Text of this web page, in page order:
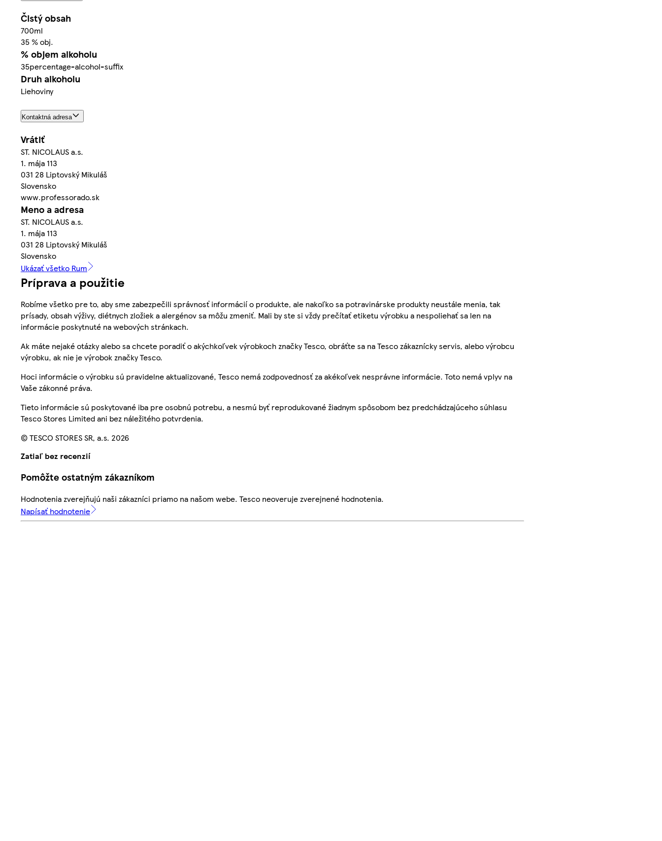
Čistý obsah
700ml
35 % obj.
% objem alkoholu
35percentage-alcohol-suffix
Druh alkoholu
Liehoviny
Kontaktná adresa
Vrátiť
ST. NICOLAUS a.s.
1. mája 113
031 28 Liptovský Mikuláš
Slovensko
www.professorado.sk
Meno a adresa
ST. NICOLAUS a.s.
1. mája 113
031 28 Liptovský Mikuláš
Slovensko
Ukázať všetko Rum
Príprava a použitie
Robíme všetko pre to, aby sme zabezpečili správnosť informácií o produkte, ale nakoľko sa potravinárske produkty neustále menia, tak
prísady, obsah výživy, diétnych zložiek a alergénov sa môžu zmeniť. Mali by ste si vždy prečítať etiketu výrobku a nespoliehať sa len na
informácie poskytnuté na webových stránkach.
Ak máte nejaké otázky alebo sa chcete poradiť o akýchkoľvek výrobkoch značky Tesco, obráťte sa na Tesco zákaznícky servis, alebo výrobcu
výrobku, ak nie je výrobok značky Tesco.
Hoci informácie o výrobku sú pravidelne aktualizované, Tesco nemá zodpovednosť za akékoľvek nesprávne informácie. Toto nemá vplyv na
Vaše zákonné práva.
Tieto informácie sú poskytované iba pre osobnú potrebu, a nesmú byť reprodukované žiadnym spôsobom bez predchádzajúceho súhlasu
Tesco Stores Limited ani bez náležitého potvrdenia.
© TESCO STORES SR, a.s. 2026
Zatiaľ bez recenzií
Pomôžte ostatným zákazníkom
Hodnotenia zverejňujú naši zákazníci priamo na našom webe. Tesco neoveruje zverejnené hodnotenia.
Napísať hodnotenie